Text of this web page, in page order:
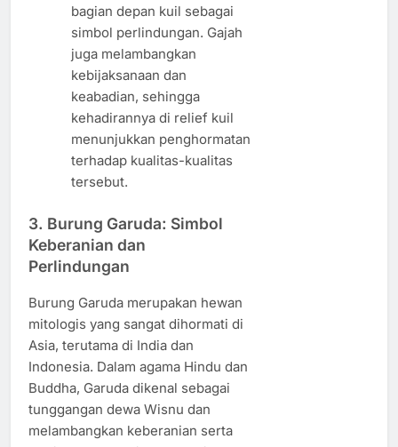
bagian depan kuil sebagai
simbol perlindungan. Gajah
juga melambangkan
kebijaksanaan dan
keabadian, sehingga
kehadirannya di relief kuil
menunjukkan penghormatan
terhadap kualitas-kualitas
tersebut.
3. Burung Garuda: Simbol
Keberanian dan
Perlindungan
Burung Garuda merupakan hewan
mitologis yang sangat dihormati di
Asia, terutama di India dan
Indonesia. Dalam agama Hindu dan
Buddha, Garuda dikenal sebagai
tunggangan dewa Wisnu dan
melambangkan keberanian serta